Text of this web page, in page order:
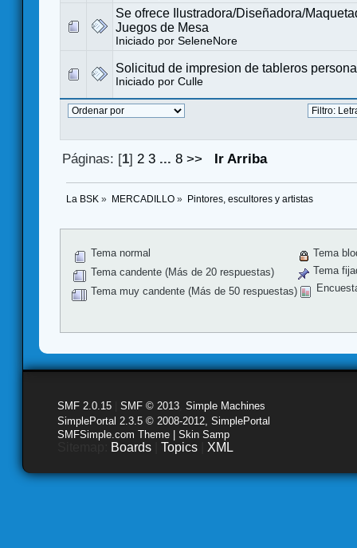
Se ofrece Ilustradora/Diseñadora/
Juegos de Mesa
Iniciado por SeleneNore
Solicitud de impresion de tableros
Iniciado por Culle
Páginas: [1] 2 3 ...8 >> Ir Arriba
La BSK » MERCADILLO» Pintores, escultores y artistas
Tema normal
Tema candente (Más de 20 respuestas)
Tema muy candente (Más de 50 respuestas)
Tema
Tema
SMF 2.0.15 SMF © 2013 Simple Machines
SimplePortal 2.3.5 © 2008-2012, SimplePortal
SMFSimple.com Theme | Skin Samp
Boards Topics XML